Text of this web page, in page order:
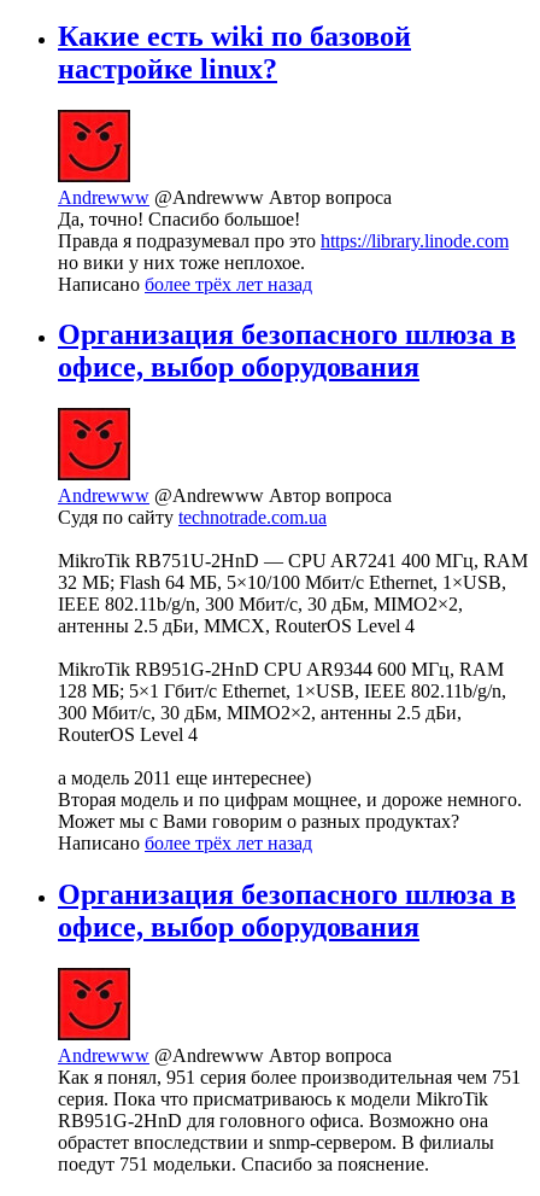
Какие есть wiki по базовой
настройке linux?
Andrewww @Andrewww Автор вопроса
Да, точно! Спасибо большое!
Правда я подразумевал про это https://library.linode.com
но вики у них тоже неплохое.
Написано более трёх лет назад
Организация безопасного шлюза в
офисе, выбор оборудования
Andrewww @Andrewww Автор вопроса
Судя по сайту technotrade.com.ua
MikroTik RB751U-2HnD — CPU AR7241 400 МГц, RAM
32 МБ; Flash 64 МБ, 5×10/100 Мбит/с Ethernet, 1×USB,
IEEE 802.11b/g/n, 300 Мбит/с, 30 дБм, MIMO2×2,
антенны 2.5 дБи, MMCX, RouterOS Level 4
MikroTik RB951G-2HnD CPU AR9344 600 МГц, RAM
128 МБ; 5×1 Гбит/с Ethernet, 1×USB, IEEE 802.11b/g/n,
300 Мбит/с, 30 дБм, MIMO2×2, антенны 2.5 дБи,
RouterOS Level 4
а модель 2011 еще интереснее)
Вторая модель и по цифрам мощнее, и дороже немного.
Может мы с Вами говорим о разных продуктах?
Написано более трёх лет назад
Организация безопасного шлюза в
офисе, выбор оборудования
Andrewww @Andrewww Автор вопроса
Как я понял, 951 серия более производительная чем 751
серия. Пока что присматриваюсь к модели MikroTik
RB951G-2HnD для головного офиса. Возможно она
обрастет впоследствии и snmp-сервером. В филиалы
поедут 751 модельки. Спасибо за пояснение.